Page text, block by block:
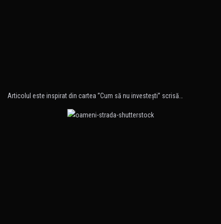
Articolul este inspirat din cartea ”Cum să nu investeşti” scrisă…